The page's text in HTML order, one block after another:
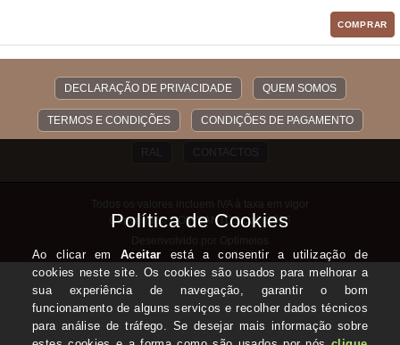
COMPRAR
DECLARAÇÃO DE PRIVACIDADE QUEM SOMOS
TERMOS E CONDIÇÕES CONDIÇÕES DE PAGAMENTO
RAL CONTACTOS
Todos os valores incluem IVA à taxa em vigor
Copyright © COINSANTOS.com 2026
Desenvolvido por Optimeios